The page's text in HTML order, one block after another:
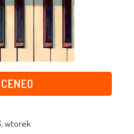
wtorek